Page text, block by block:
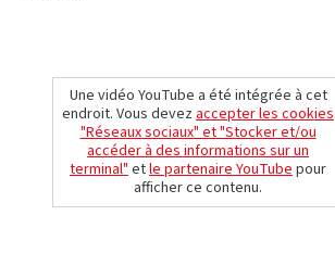
Une vidéo YouTube a été intégrée à cet
endroit. Vous devezaccepter les cookies
"Réseaux sociaux" et "Stocker et/ou
accéder à des informations sur un
terminal"etle partenaire YouTubepour
afficher ce contenu.